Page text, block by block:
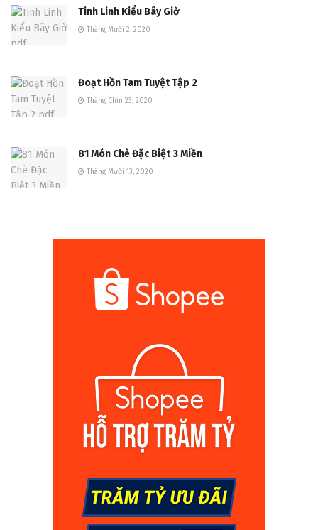
Tinh Linh Kiểu Bây Giờ
Tháng Mười 2, 2020
Đoạt Hồn Tam Tuyệt Tập 2
Tháng Chín 23, 2020
81 Món Chè Đặc Biệt 3 Miền
Tháng Mười 13, 2020